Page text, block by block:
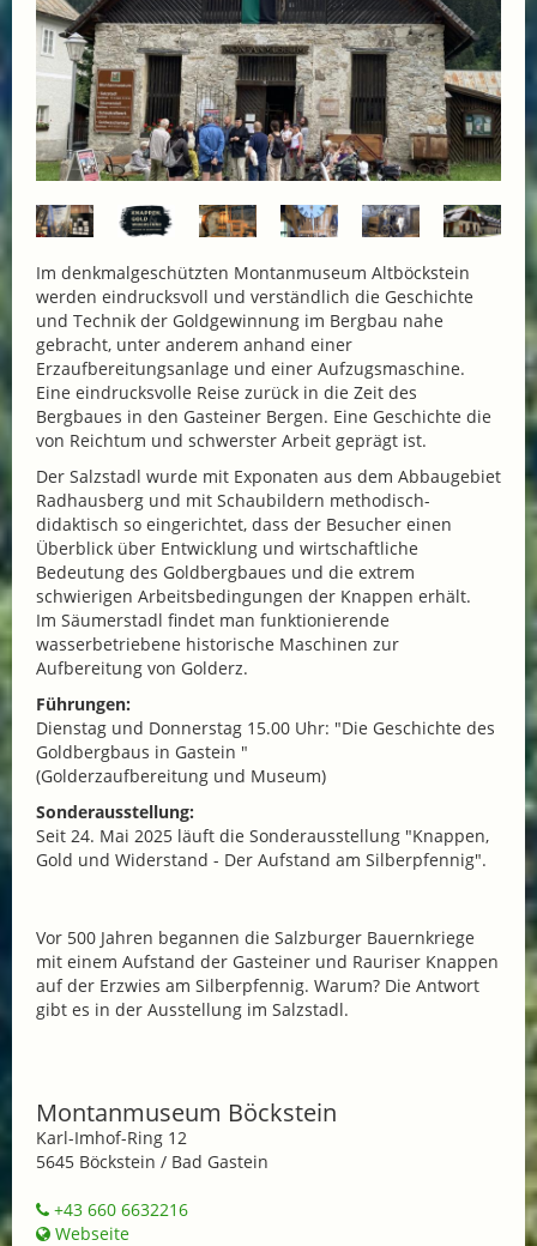
Im denkmalgeschützten Montanmuseum Altböckstein
werden eindrucksvoll und verständlich die Geschichte
und Technik der Goldgewinnung im Bergbau nahe
gebracht, unter anderem anhand einer
Erzaufbereitungsanlage und einer Aufzugsmaschine.
Eine eindrucksvolle Reise zurück in die Zeit des
Bergbaues in den Gasteiner Bergen. Eine Geschichte die
von Reichtum und schwerster Arbeit geprägt ist.
Der Salzstadl wurde mit Exponaten aus dem Abbaugebiet
Radhausberg und mit Schaubildern methodisch-
didaktisch so eingerichtet, dass der Besucher einen
Überblick über Entwicklung und wirtschaftliche
Bedeutung des Goldbergbaues und die extrem
schwierigen Arbeitsbedingungen der Knappen erhält.
Im Säumerstadl findet man funktionierende
wasserbetriebene historische Maschinen zur
Aufbereitung von Golderz.
Führungen:
Dienstag und Donnerstag 15.00 Uhr: "Die Geschichte des
Goldbergbaus in Gastein "
(Golderzaufbereitung und Museum)
Sonderausstellung:
Seit 24. Mai 2025 läuft die Sonderausstellung "Knappen,
Gold und Widerstand - Der Aufstand am Silberpfennig".
Vor 500 Jahren begannen die Salzburger Bauernkriege
mit einem Aufstand der Gasteiner und Rauriser Knappen
auf der Erzwies am Silberpfennig. Warum? Die Antwort
gibt es in der Ausstellung im Salzstadl.
Montanmuseum Böckstein
Karl-Imhof-Ring 12
5645 Böckstein / Bad Gastein
+43 660 6632216
Webseite